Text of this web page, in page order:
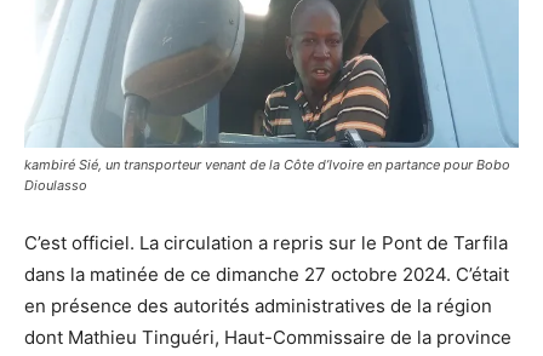
kambiré Sié, un transporteur venant de la Côte d’Ivoire en partance pour Bobo
Dioulasso
C’est officiel. La circulation a repris sur le Pont de Tarfila
dans la matinée de ce dimanche 27 octobre 2024. C’était
en présence des autorités administratives de la région
dont Mathieu Tinguéri, Haut-Commissaire de la province